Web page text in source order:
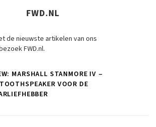
FWD.NL
de nieuwste artikelen van ons
FWD.nl.
MARSHALL STANMORE IV –
VOOR DE